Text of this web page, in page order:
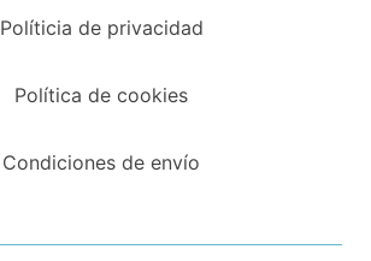
Políticia de privacidad
Política de cookies
Condiciones de envío